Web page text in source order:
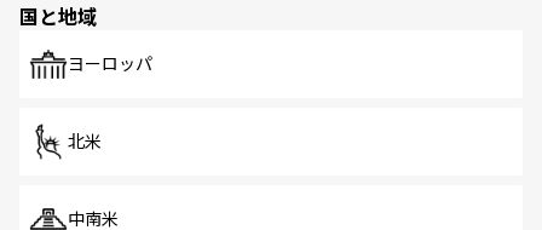
で、ホーカーズは地元の風情を楽しめる外せないスポット
国と地域
ヨーロッパ
北米
中南米